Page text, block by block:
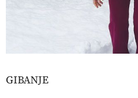
GIBANJE